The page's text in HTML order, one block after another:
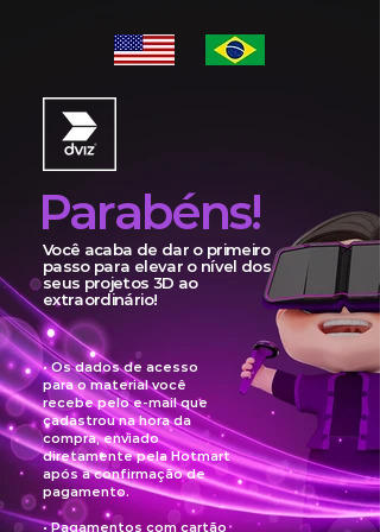
Você acaba de dar o primeiro
passo para elevar o nível dos
seus projetos 3D ao
extraordinário!
Parabéns!
• Os dados de acesso
para o material você
recebe pelo e-mail que
cadastrou na hora da
compra, enviado
diretamente pela Hotmart
após a confirmação de
pagamento.
• Pagamentos com cartão